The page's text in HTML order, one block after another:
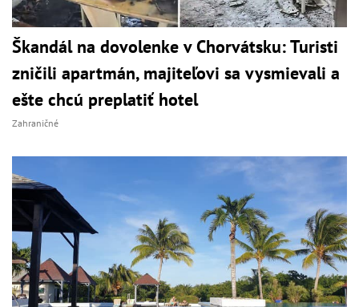
Škandál na dovolenke v Chorvátsku: Turisti
zničili apartmán, majiteľovi sa vysmievali a
ešte chcú preplatiť hotel
Zahraničné